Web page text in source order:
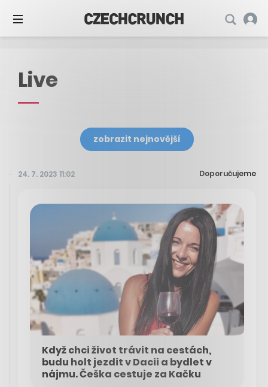
Live
zobrazit nejnovější
24. 7. 2023 11:02 Doporučujeme
Když chci život trávit na cestách,
budu holt jezdit v Dacii a bydlet v
nájmu. Češka cestuje za Kačku